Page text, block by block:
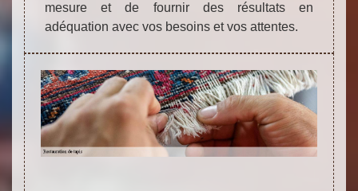
mesure et de fournir des résultats en
adéquation avec vos besoins et vos attentes.